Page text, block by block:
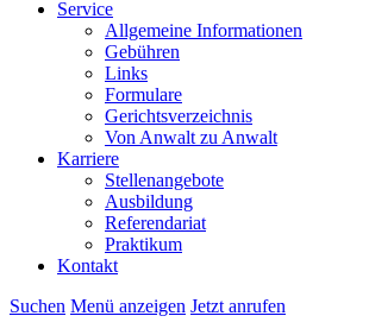
Service
Allgemeine Informationen
Gebühren
Links
Formulare
Gerichtsverzeichnis
Von Anwalt zu Anwalt
Karriere
Stellenangebote
Ausbildung
Referendariat
Praktikum
Kontakt
Suchen Menü anzeigen Jetzt anrufen